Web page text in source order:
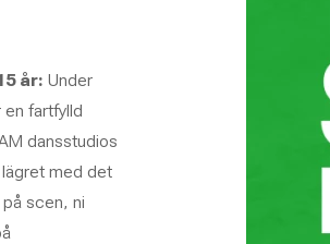
år: Under
en fartfylld
dansstudios
lägret med det
scen, ni